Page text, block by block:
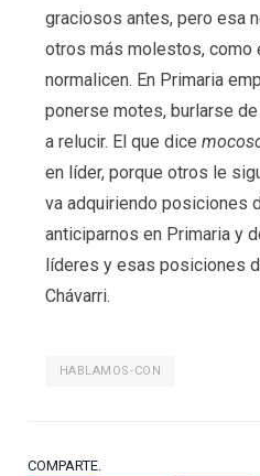
graciosos antes, pero esa
otros más molestos, como
normalicen. En Primaria
ponerse motes, burlarse
a relucir. El que dice
en líder, porque otros le
va adquiriendo posiciones
anticiparnos en Primaria y
líderes y esas posiciones
Chávarri.
HABLAMOS-CON
COMPARTE.